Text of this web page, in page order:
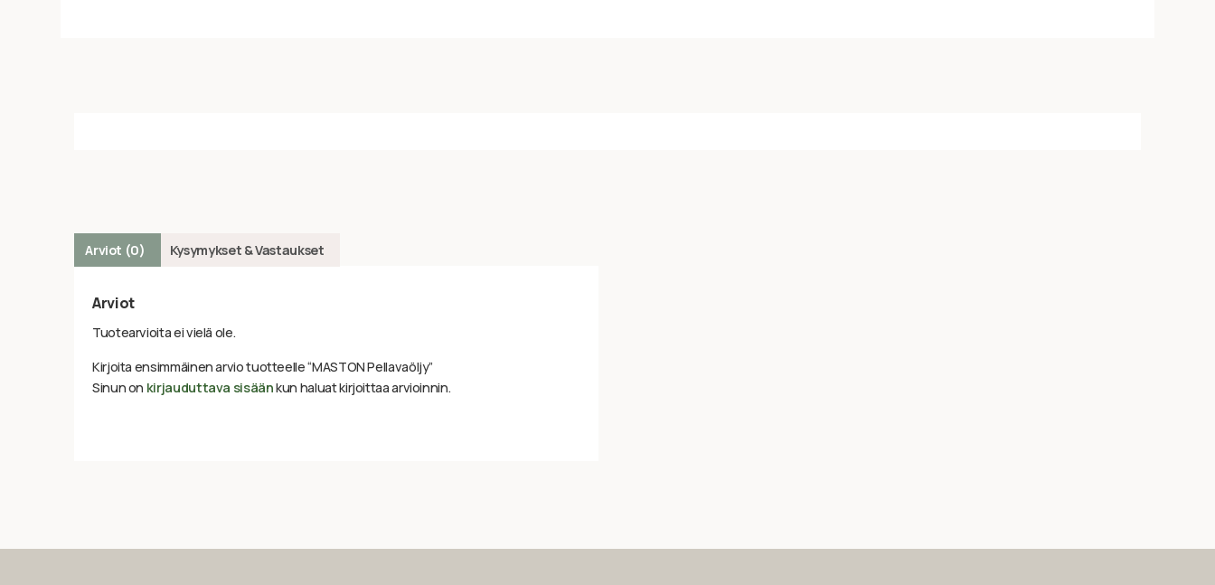
Arviot (0) Kysymykset & Vastaukset
Arviot
Tuotearvioita ei vielä ole.
Kirjoita ensimmäinen arvio tuotteelle “MASTON Pellavaöljy”
Sinun on kirjauduttava sisäänkun haluat kirjoittaa arvioinnin.